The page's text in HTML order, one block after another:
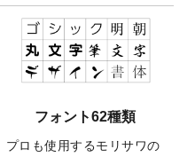
した。
中見舞いのデザインテンプ
たしました。
写真やイラスト素材が無料
ントのデザインテンプレー
ました。
フォント62種類
プロも使用するモリサワの